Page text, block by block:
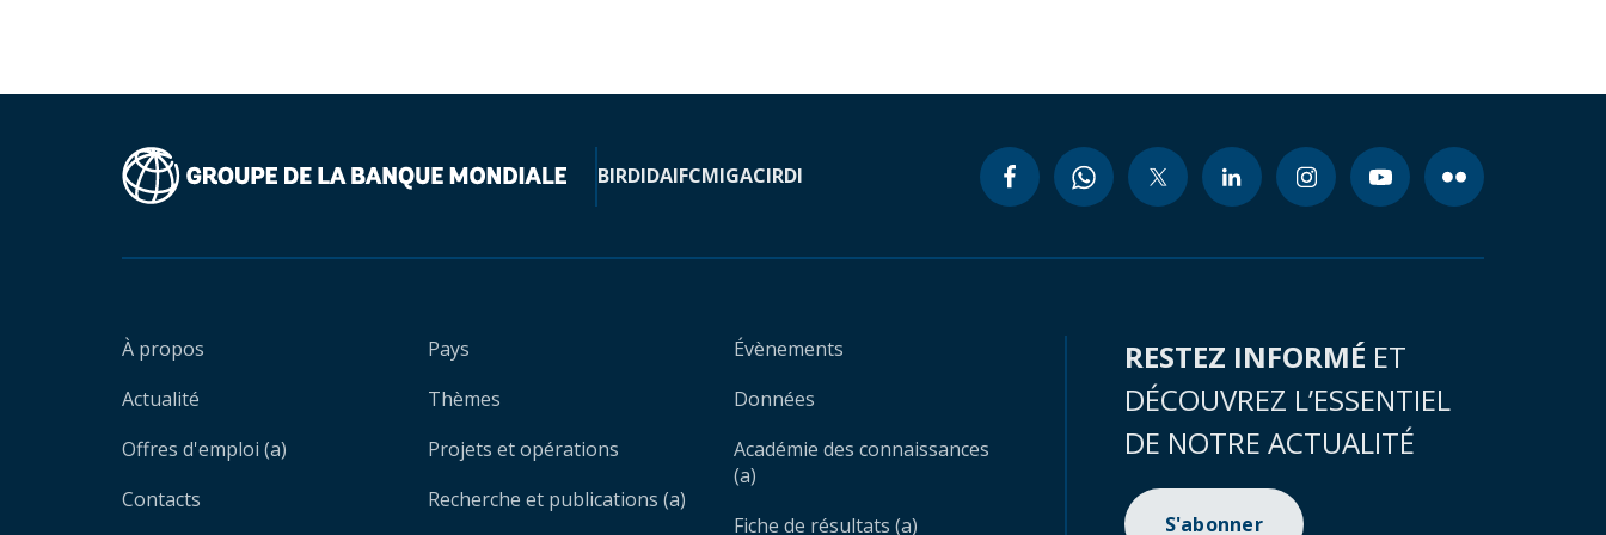
BIRDIDAIFCMIGACIRDI
À propos
Actualité
Offres d'emploi (a)
Contacts
Pays
Thèmes
Projets et opérations
Recherche et publications (a)
Évènements
Données
Académie des connaissances
(a)
Fiche de résultats (a)
RESTEZ INFORMÉ ET
DÉCOUVREZ L’ESSENTIEL
DE NOTRE ACTUALITÉ
S'abonner